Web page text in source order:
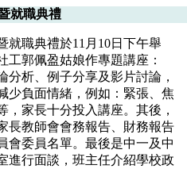
就職典禮
就職典禮於11月10日下午舉
工郭佩盈姑娘作專題講座：
分析、例子分享及影片討論，
少負面情緒，例如：緊張、焦
，家長十分投入講座。其後，
長教師會會務報告、財務報告
會委員名單。最後是中一及中
進行面談，班主任介紹學校政